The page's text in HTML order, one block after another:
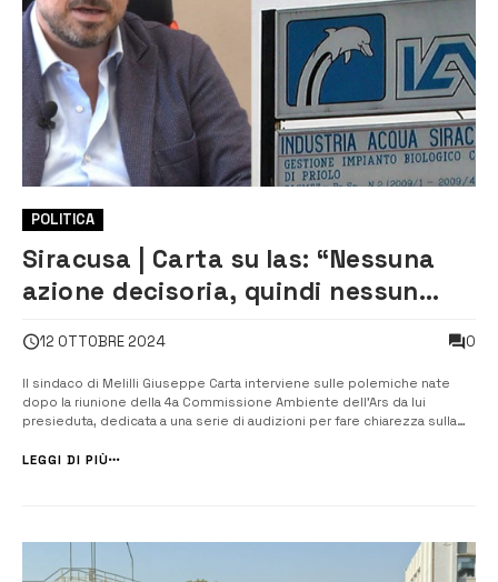
POLITICA
Siracusa | Carta su Ias: “Nessuna
azione decisoria, quindi nessun
12 OTTOBRE 2024 0
Il sindaco di Melilli Giuseppe Carta interviene sulle polemiche nate
dopo la riunione della 4a Commissione Ambiente dell’Ars da lui
presieduta, dedicata a una serie di audizioni per fare chiarezza sulla
Commissione Attività Produttive, alla quale hanno partecipato gli
LEGGI DI PIÙ